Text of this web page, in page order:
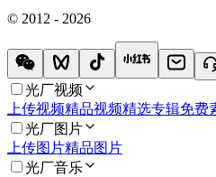
© 2012 - 2026
光厂视频
上传视频精品视频精选专辑免费
光厂图片
上传图片精品图片
光厂音乐